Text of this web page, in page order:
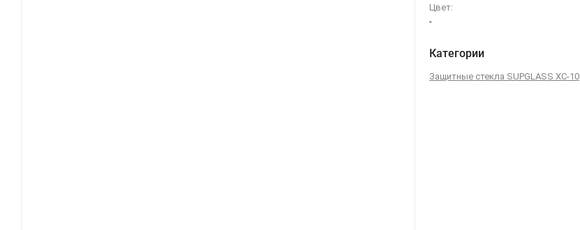
Цвет:
-
Категории
Защитные стекла SUPGLASS XC-10